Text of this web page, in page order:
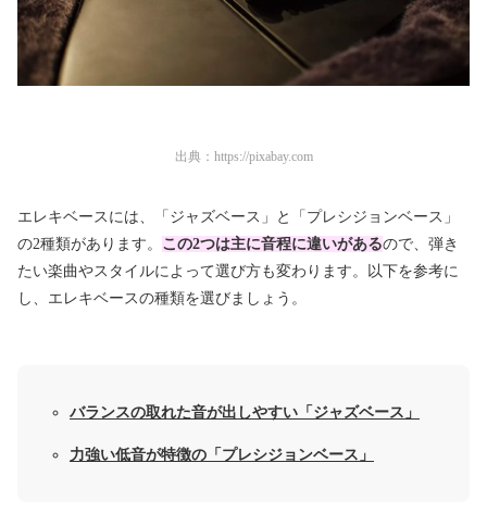
出典： https://pixabay.com
エレキベースには、「ジャズベース」と「プレシジョンベース」
の2種類があります。 この2つは主に音程に違いがあるので、弾き
たい楽曲やスタイルによって選び方も変わります。以下を参考に
し、エレキベースの種類を選びましょう。
バランスの取れた音が出しやすい「ジャズベース」
力強い低音が特徴の「プレシジョンベース」